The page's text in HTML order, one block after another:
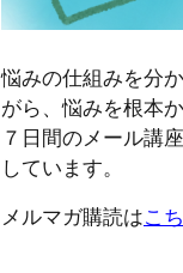
悩みの仕組みを分
がら、悩みを根本
７日間のメール講
しています。
メルマガ購読はこ